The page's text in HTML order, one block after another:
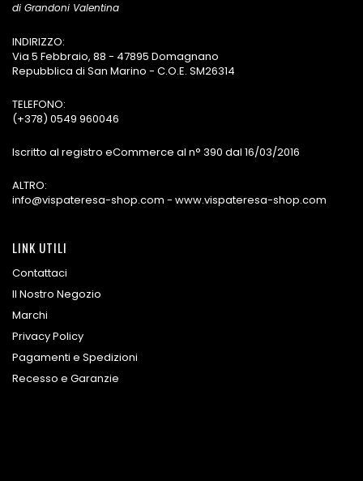
di Grandoni Valentina
INDIRIZZO:
Via 5 Febbraio, 88 - 47895 Domagnano
Repubblica di San Marino - C.O.E. SM26314
TELEFONO:
(+378) 0549 960046
Iscritto al registro eCommerce al n° 390 dal 16/03/2016
ALTRO:
info@vispateresa-shop.com - www.vispateresa-shop.com
LINK UTILI
Contattaci
Il Nostro Negozio
Marchi
Privacy Policy
Pagamenti e Spedizioni
Recesso e Garanzie